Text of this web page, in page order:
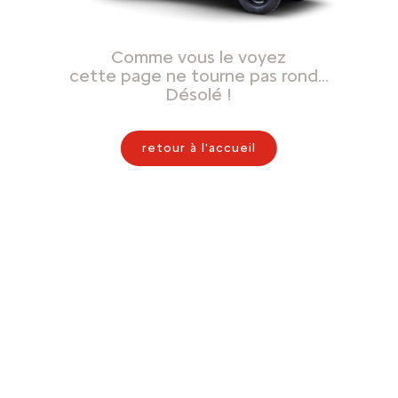
Comme vous le voyez
cette page ne tourne pas rond…
Désolé !
retour à l'accueil